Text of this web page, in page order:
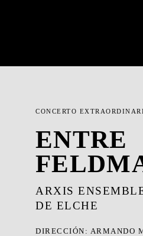
CONCERTO
ENTRE
ARXIS
DE ELCHE
DIRECCIÓN: ARMANDO